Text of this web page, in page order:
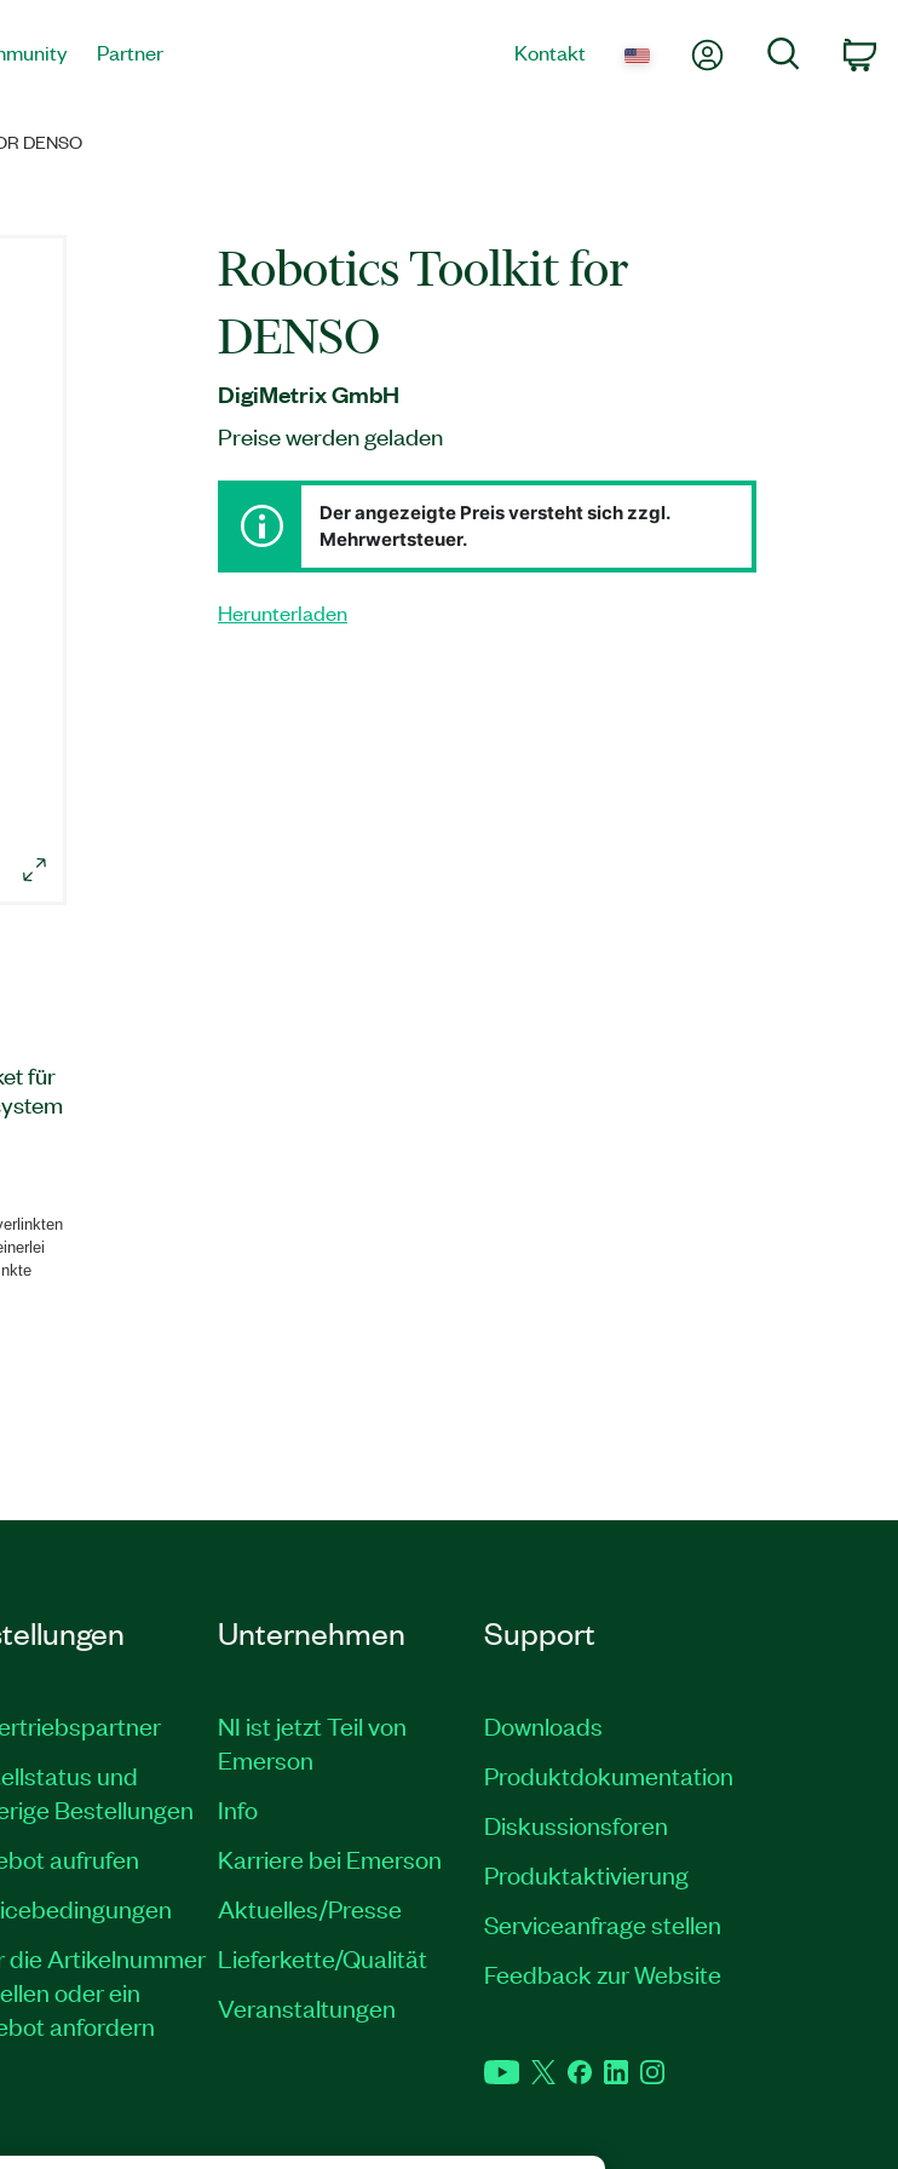
Partner Kontakt Mein KontoSuche
DENSO
Robotics Toolkit for
DENSO
DigiMetrix GmbH
Preise werden geladen
Der angezeigte Preis versteht sich zzgl.
Mehrwertsteuer.
Herunterladen
für
-
und
Bestellungen
aufrufen
die Artikelnummer
oder ein
anfordern
Unternehmen
NI ist jetzt Teil von
Emerson
Info
Karriere bei Emerson
Aktuelles/Presse
Lieferkette/Qualität
Veranstaltungen
Support
Downloads
Produktdokumentation
Diskussionsforen
Produktaktivierung
Serviceanfrage stellen
Feedback zur Website
YouTubeTwitterFacebookLinkedInInstagram